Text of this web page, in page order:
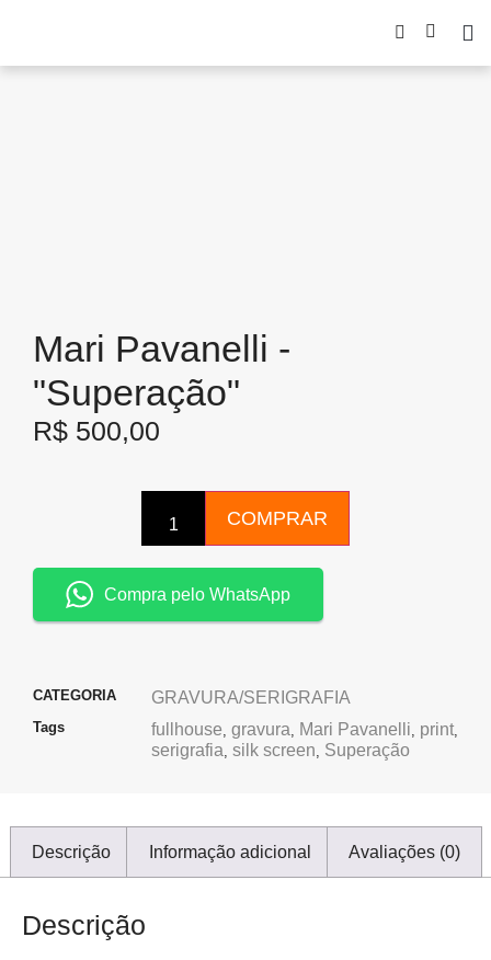
Mari Pavanelli -
"Superação"
R$ 500,00
COMPRAR
Compra pelo WhatsApp
CATEGORIA GRAVURA/SERIGRAFIA
Tags fullhouse, gravura, Mari Pavanelli, print,
serigrafia, silk screen, Superação
Descrição Informação adicional Avaliações (0)
Descrição